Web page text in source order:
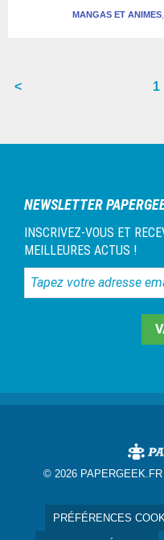
MANGAS ET ANIMES
<
Go
1
latérale
NEWSLETTER
INSCRIVEZ-VOUS ET
MEILLEURES ACTUS !
Tapez
votre
© 2026 PAPERGEEK.FR
PRÉFÉRENCES